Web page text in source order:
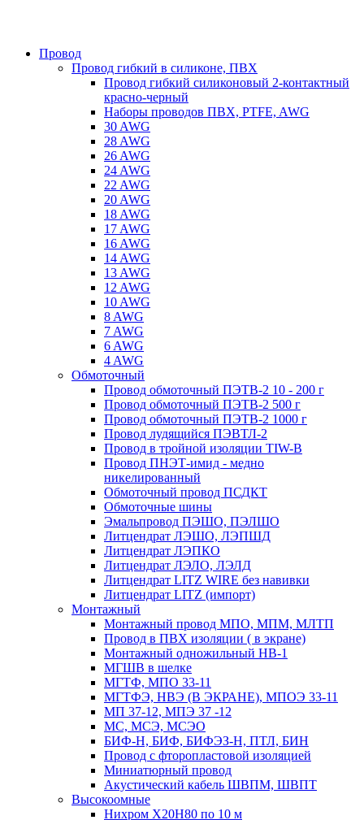
Провод
Провод гибкий в силиконе, ПВХ
Провод гибкий силиконовый 2-контактный
красно-черный
Наборы проводов ПВХ, PTFE, AWG
30 AWG
28 AWG
26 AWG
24 AWG
22 AWG
20 AWG
18 AWG
17 AWG
16 AWG
14 AWG
13 AWG
12 AWG
10 AWG
8 AWG
7 AWG
6 AWG
4 AWG
Обмоточный
Провод обмоточный ПЭТВ-2 10 - 200 г
Провод обмоточный ПЭТВ-2 500 г
Провод обмоточный ПЭТВ-2 1000 г
Провод лудящийся ПЭВТЛ-2
Провод в тройной изоляции TIW-B
Провод ПНЭТ-имид - медно
никелированный
Обмоточный провод ПСДКТ
Обмоточные шины
Эмальпровод ПЭШО, ПЭЛШО
Литцендрат ЛЭШО, ЛЭПШД
Литцендрат ЛЭПКО
Литцендрат ЛЭЛО, ЛЭЛД
Литцендрат LITZ WIRE без навивки
Литцендрат LITZ (импорт)
Монтажный
Монтажный провод МПО, МПМ, МЛТП
Провод в ПВХ изоляции ( в экране)
Монтажный одножильный HB-1
МГШВ в шелке
МГТФ, МПО 33-11
МГТФЭ, НВЭ (В ЭКРАНЕ), МПОЭ 33-11
МП 37-12, МПЭ 37 -12
МС, МСЭ, МСЭО
БИФ-Н, БИФ, БИФЭЗ-Н, ПТЛ, БИН
Провод с фторопластовой изоляцией
Миниатюрный провод
Акустический кабель ШВПМ, ШВПТ
Высокоомные
Нихром Х20Н80 по 10 м